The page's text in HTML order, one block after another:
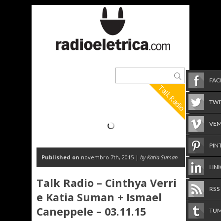
Talk Radio
Published on novembro 7th, 2015 | by Katia Suman
Talk Radio – Cinthya Verri
e Katia Suman + Ismael
Caneppele – 03.11.15
RSS